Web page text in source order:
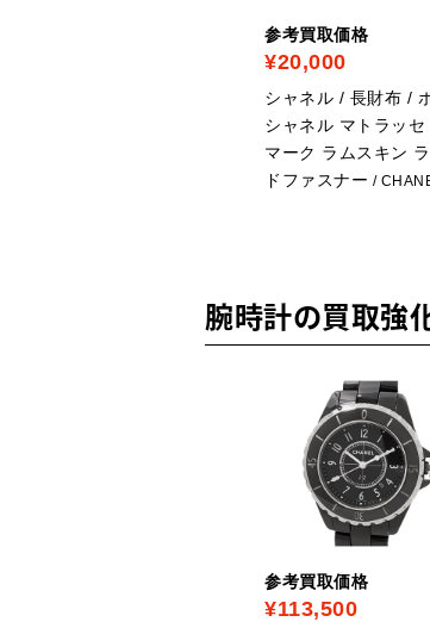
参考買取価格
¥20,000
シャネル / 長財布 /
シャネル マトラッセ
マーク ラムスキン
ドファスナー /
腕時計の買取強
参考買取価格
¥113,500